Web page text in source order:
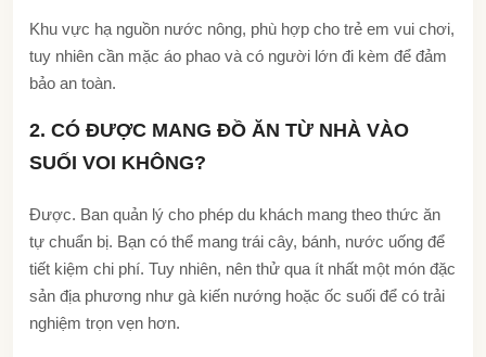
Khu vực hạ nguồn nước nông, phù hợp cho trẻ em vui chơi,
tuy nhiên cần mặc áo phao và có người lớn đi kèm để đảm
bảo an toàn.
2. CÓ ĐƯỢC MANG ĐỒ ĂN TỪ NHÀ VÀO
SUỐI VOI KHÔNG?
Được. Ban quản lý cho phép du khách mang theo thức ăn
tự chuẩn bị. Bạn có thể mang trái cây, bánh, nước uống để
tiết kiệm chi phí. Tuy nhiên, nên thử qua ít nhất một món đặc
sản địa phương như gà kiến nướng hoặc ốc suối để có trải
nghiệm trọn vẹn hơn.